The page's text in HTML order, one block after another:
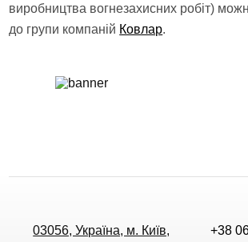
виробництва вогнезахисних робіт)
до групи компаній Ковлар.
03056, Україна, м. Київ,
+38